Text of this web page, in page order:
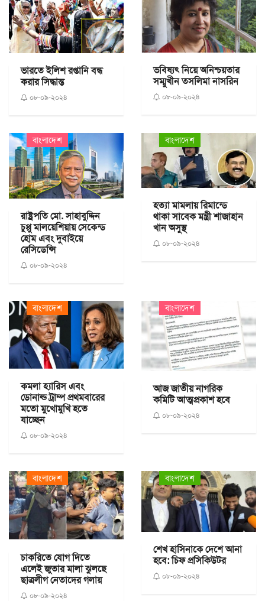
ভারতে ইলিশ রপ্তানি বন্ধ
করার সিদ্ধান্ত
০৮-০৯-২০২৪
ভবিষ্যৎ নিয়ে অনিশ্চয়তার
সম্মুখীন তসলিমা নাসরিন
০৮-০৯-২০২৪
বাংলাদেশ
রাষ্ট্রপতি মো. সাহাবুদ্দিন
চুপ্পু মালয়েশিয়ায় সেকেন্ড
হোম এবং দুবাইয়ে
রেসিডেন্সি
০৮-০৯-২০২৪
বাংলাদেশ
হত্যা মামলায় রিমান্ডে
থাকা সাবেক মন্ত্রী শাজাহান
খান অসুস্থ
০৮-০৯-২০২৪
বাংলাদেশ
কমলা হ্যারিস এবং
ডোনাল্ড ট্রাম্প প্রথমবারের
মতো মুখোমুখি হতে
যাচ্ছেন
০৮-০৯-২০২৪
বাংলাদেশ
আজ জাতীয় নাগরিক
কমিটি আত্মপ্রকাশ হবে
০৮-০৯-২০২৪
বাংলাদেশ
চাকরিতে যোগ দিতে
এলেই জুতার মালা ঝুলছে
ছাত্রলীগ নেতাদের গলায়
০৮-০৯-২০২৪
বাংলাদেশ
শেখ হাসিনাকে দেশে আনা
হবে: চিফ প্রসিকিউটর
০৮-০৯-২০২৪